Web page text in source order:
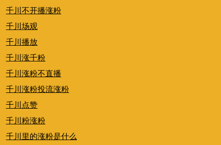
千川不开播涨粉
千川场观
千川播放
千川涨千粉
千川涨粉不直播
千川涨粉投流涨粉
千川点赞
千川粉涨粉
千川里的涨粉是什么